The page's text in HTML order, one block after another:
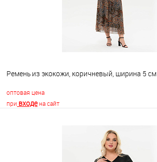
Ремень из экокожи, коричневый, ширина 5 см
оптовая цена
при входена сайт
В корзину